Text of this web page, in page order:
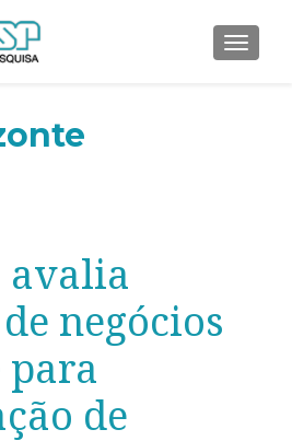
avalia
negócios
para
de